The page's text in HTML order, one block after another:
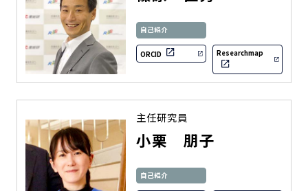
自己紹介
ORCID Researchmap
主任研究員
小栗 朋子
自己紹介